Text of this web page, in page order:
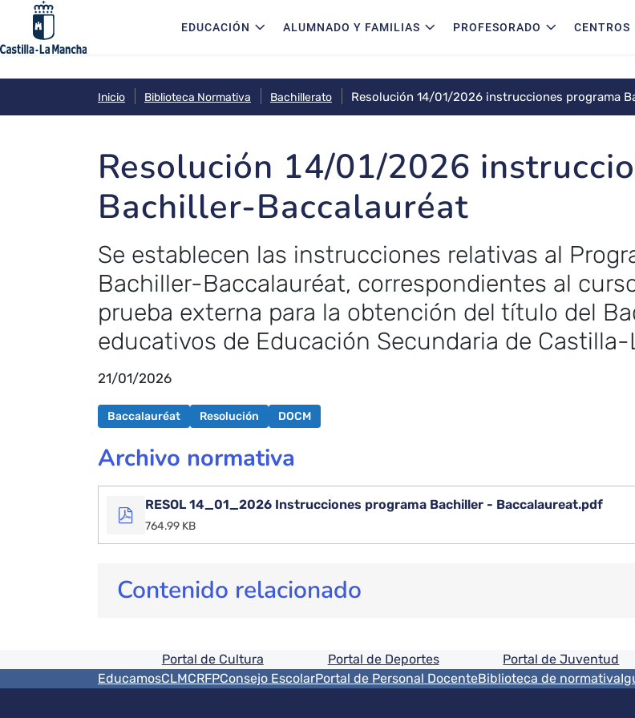
Pasar al contenido principalNavegación principal
EDUCACIÓN ALUMNADO Y FAMILIAS PROFESORADO CENTROS
Inicio Biblioteca Normativa Bachillerato Resolución 14/01/2026 instrucciones programa
Resolución 14/01/2026
Bachiller-Baccalauréat
Se establecen las instrucciones relativas al
Bachiller-Baccalauréat, correspondientes al
prueba externa para la obtención del título del
educativos de Educación Secundaria de Castilla-
21/01/2026
Baccalauréat Resolución DOCM
Archivo normativa
RESOL 14_01_2026 Instrucciones programa Bachiller - Baccalaureat.pdf
764.99 KB
Contenido relacionado
Pie de pagina información
Portal de Cultura Portal de Deportes Portal de Juventud
Menú del pie
EducamosCLMCRFPConsejo EscolarPortal de Personal DocenteBiblioteca de normativa